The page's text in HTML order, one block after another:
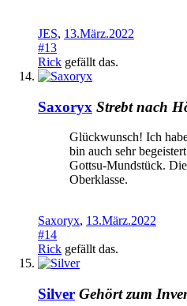
JES, 13.März.2022
#13
Rick gefällt das.
Saxoryx Strebt nach
Glückwunsch! Ich
bin auch sehr
Gottsu-Mundstück.
Oberklasse.
Saxoryx, 13.März.2022
#14
Rick gefällt das.
Silver Gehört zum